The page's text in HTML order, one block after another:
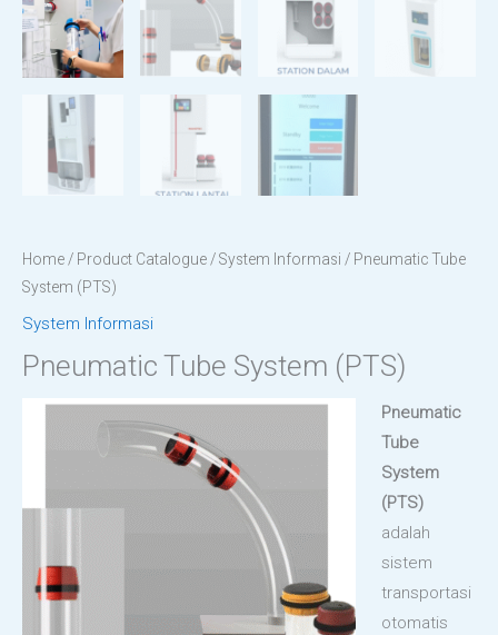
Home / Product Catalogue /System Informasi / Pneumatic Tube
System (PTS)
System Informasi
Pneumatic Tube System (PTS)
Pneumatic
Tube
System
(PTS)
adalah
sistem
transportasi
otomatis